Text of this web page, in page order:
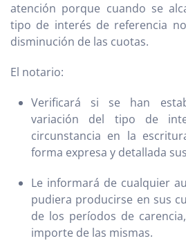
atención porque cuando se
tipo de interés de referencia
disminución de las cuotas.
El notario:
Verificará si se han
variación del tipo de
circunstancia en la
forma expresa y detallada
Le informará de cualquier
pudiera producirse en sus
de los períodos de
importe de las mismas.